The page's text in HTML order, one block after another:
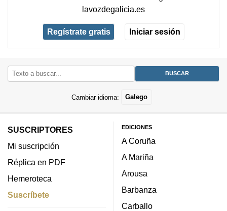
lavozdegalicia.es
Regístrate gratis Iniciar sesión
Cambiar idioma: Galego
SUSCRIPTORES
Mi suscripción
Réplica en PDF
Hemeroteca
Suscríbete
EDICIONES
A Coruña
A Mariña
Arousa
Barbanza
Carballo